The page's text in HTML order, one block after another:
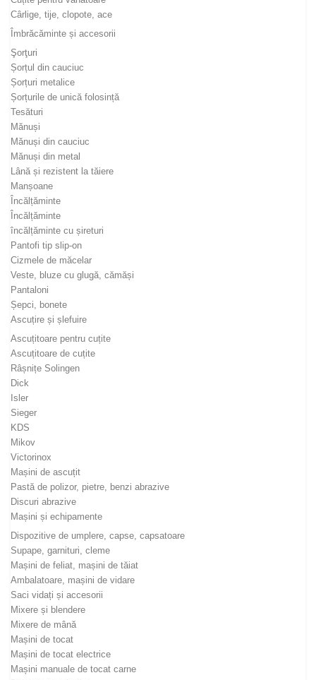
Cârlige, tije, clopote, ace
Îmbrăcăminte și accesorii
Şorţuri
Șorțul din cauciuc
Șorțuri metalice
Șorțurile de unică folosință
Tesături
Mănuși
Mănuși din cauciuc
Mănuși din metal
Lână și rezistent la tăiere
Manșoane
Încălțăminte
Încălțăminte
încălțăminte cu șireturi
Pantofi tip slip-on
Cizmele de măcelar
Veste, bluze cu glugă, cămăși
Pantaloni
Șepci, bonete
Ascuțire și șlefuire
Ascuțitoare pentru cuțite
Ascuțitoare de cuțite
Râșnițe Solingen
Dick
Isler
Sieger
KDS
Mikov
Victorinox
Mașini de ascuțit
Pastă de polizor, pietre, benzi abrazive
Discuri abrazive
Mașini și echipamente
Dispozitive de umplere, capse, capsatoare
Supape, garnituri, cleme
Mașini de feliat, mașini de tăiat
Ambalatoare, mașini de vidare
Saci vidați și accesorii
Mixere și blendere
Mixere de mână
Mașini de tocat
Mașini de tocat electrice
Mașini manuale de tocat carne